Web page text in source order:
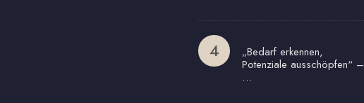
„Bedarf erkennen,
Potenziale ausschöpfen“ –
…